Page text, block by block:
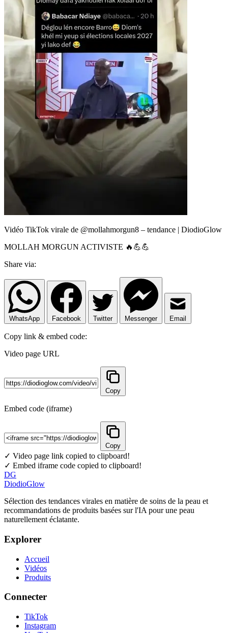
Vidéo TikTok virale de @mollahmorgun8 – tendance | DiodioGlow
MOLLAH MORGUN ACTIVISTE 🔥💪💪
Share via:
WhatsApp Facebook Twitter Messenger Email
Copy link & embed code:
Video page URL
Copy
Embed code (iframe)
Copy
✓ Video page link copied to clipboard!
✓ Embed iframe code copied to clipboard!
DG
DiodioGlow
Sélection des tendances virales en matière de soins de la peau et
recommandations de produits basées sur l'IA pour une peau
naturellement éclatante.
Explorer
Accueil
Vidéos
Produits
Connecter
TikTok
Instagram